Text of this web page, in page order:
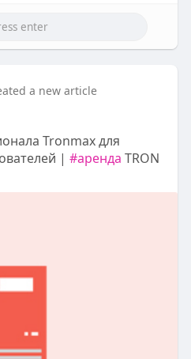
a new article
Tronmax для
| #аренда TRON